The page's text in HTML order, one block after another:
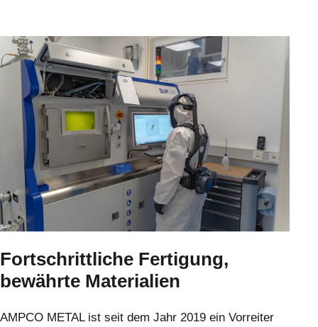
Fortschrittliche Fertigung,
bewährte Materialien
AMPCO METAL ist seit dem Jahr 2019 ein Vorreiter